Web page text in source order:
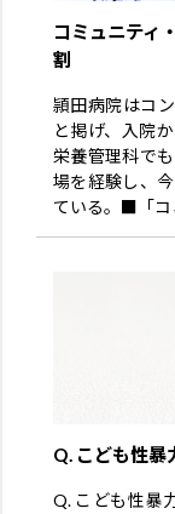
コミュニティ
割
頴田病院はコ
と掲げ、入院
栄養管理科で
場を経験し、
ている。■「コ
Q. こども性暴
Q. こども性暴